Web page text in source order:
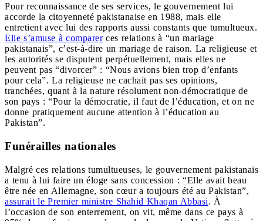
Pour reconnaissance de ses services, le gouvernement lui
accorde la citoyenneté pakistanaise en 1988, mais elle
entretient avec lui des rapports aussi constants que tumultueux.
Elle s’amuse à comparerces relations à “un mariage
pakistanais”, c’est-à-dire un mariage de raison. La religieuse et
les autorités se disputent perpétuellement, mais elles ne
peuvent pas “divorcer” : “Nous avions bien trop d’enfants
pour cela”. La religieuse ne cachait pas ses opinions,
tranchées, quant à la nature résolument non-démocratique de
son pays : “Pour la démocratie, il faut de l’éducation, et on ne
donne pratiquement aucune attention à l’éducation au
Pakistan”.
Funérailles nationales
Malgré ces relations tumultueuses, le gouvernement pakistanais
a tenu à lui faire un éloge sans concession : “Elle avait beau
être née en Allemagne, son cœur a toujours été au Pakistan”,
assurait le Premier ministre Shahid Khaqan Abbasi. À
l’occasion de son enterrement, on vit, même dans ce pays à